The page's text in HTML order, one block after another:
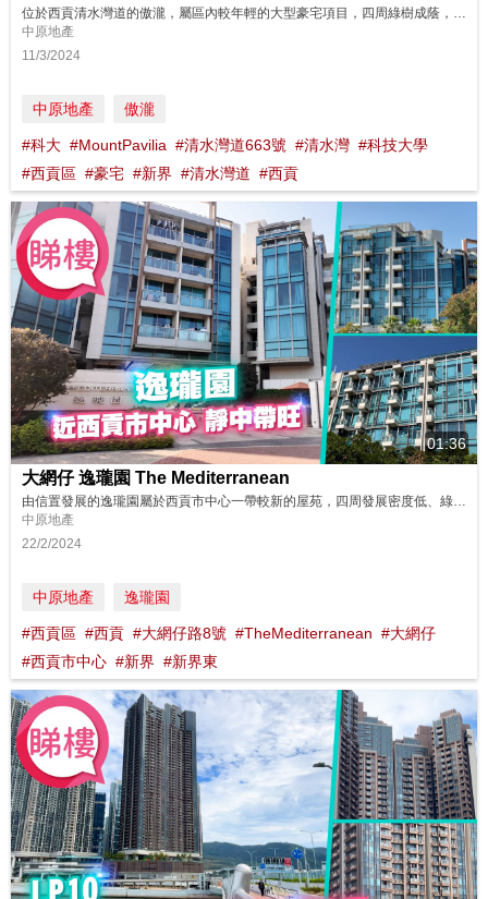
位於西貢清水灣道的傲瀧，屬區內較年輕的大型豪宅項目，四周綠樹成蔭，居住環境清幽且私隱度高。項目所在地勢較高，加上東面為香港科技大學校園，視野無阻，不少前排單位可以遠眺銀線灣海景，亦有不少單位可以飽覽翠綠山巒。 同區筍盤：https://bit.ly/3MyLv4r 鄰近中原地產分行: 馬鞍山豪宅迎海分行 2630 0999 沙田豪宅沙田廣場分行A組 2603 1182 沙田豪宅...
中原地產
11/3/2024
中原地產 傲瀧
#科大 #MountPavilia #清水灣道663號 #清水灣 #科技大學
#西貢區 #豪宅 #新界 #清水灣道 #西貢
01:36
大網仔 逸瓏園 The Mediterranean
中原地產
22/2/2024
中原地產 逸瓏園
#西貢區 #西貢 #大網仔路8號 #TheMediterranean #大網仔
#西貢市中心 #新界 #新界東